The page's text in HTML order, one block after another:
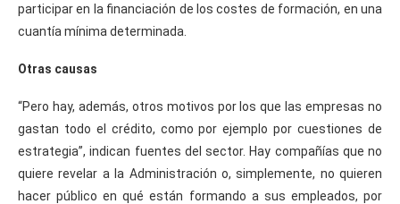
participar en la financiación de los costes de formación, en una
cuantía mínima determinada.
Otras causas
“Pero hay, además, otros motivos por los que las empresas no
gastan todo el crédito, como por ejemplo por cuestiones de
estrategia”, indican fuentes del sector. Hay compañías que no
quiere revelar a la Administración o, simplemente, no quieren
hacer público en qué están formando a sus empleados, por